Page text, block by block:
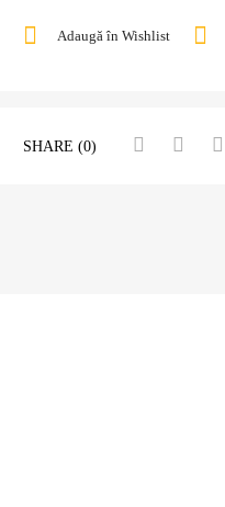
Adaugă în Wishlist
SHARE (0)